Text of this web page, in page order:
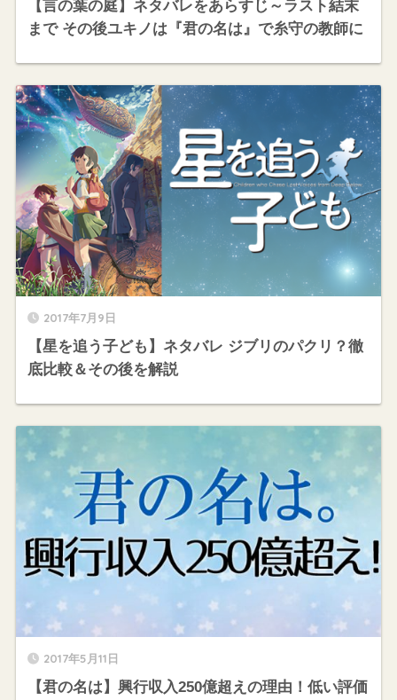
【言の葉の庭】ネタバレをあらすじ～ラスト結末
まで その後ユキノは『君の名は』で糸守の教師に
2017年7月9日
【星を追う子ども】ネタバレ ジブリのパクリ？徹
底比較＆その後を解説
2017年5月11日
【君の名は】興行収入250億超えの理由！低い評価